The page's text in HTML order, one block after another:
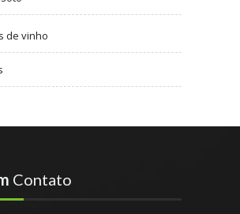
de vinho
Contato